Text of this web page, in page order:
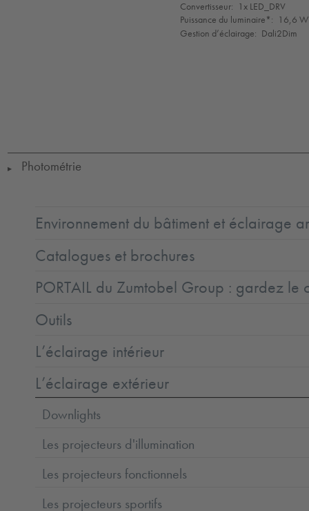
Convertisseur: 1x LED_DRV
Puissance du luminaire*: 16,6 W
Gestion d’éclairage: Dali2Dim
▶ Photométrie
Environnement du bâtiment et éclairage
Catalogues et brochures
PORTAIL du Zumtobel Group : gardez le
Outils
L’éclairage intérieur
L’éclairage extérieur
Downlights
Les projecteurs d'illumination
Les projecteurs fonctionnels
Les projecteurs sportifs